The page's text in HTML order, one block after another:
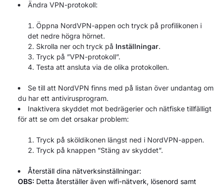
Ändra VPN-protokoll:
Öppna NordVPN-appen och tryck på profilikonen i
det nedre högra hörnet.
Skrolla ner och tryck på Inställningar.
Tryck på ”VPN-protokoll”.
Testa att ansluta via de olika protokollen.
Se till att NordVPN finns med på listan över undantag om
du har ett antivirusprogram.
Inaktivera skyddet mot bedrägerier och nätfiske tillfälligt
för att se om det orsakar problem:
Tryck på sköldikonen längst ned i NordVPN-appen.
Tryck på knappen ”Stäng av skyddet”.
Återställ dina nätverksinställningar:
OBS: Detta återställer även wifi-nätverk, lösenord samt